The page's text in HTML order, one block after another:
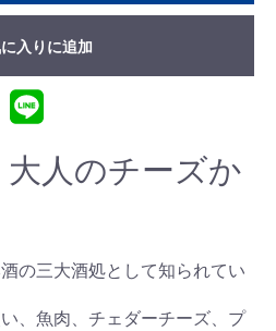
入りに追加
人のチーズか
の三大酒処として知られてい
、魚肉、チェダーチーズ、プ